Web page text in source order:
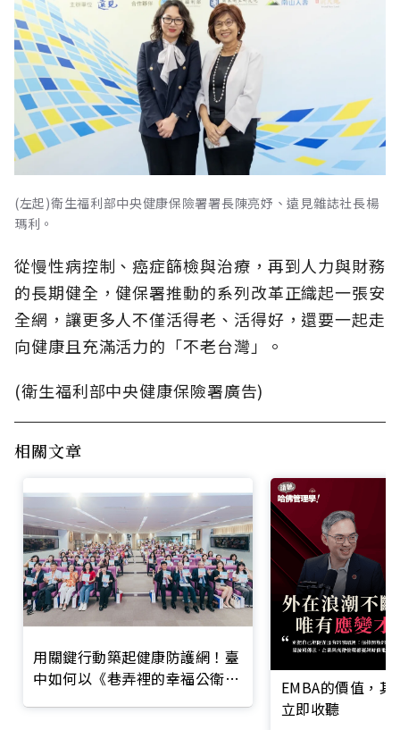
(左起)衛生福利部中央健康保險署署長陳亮妤、遠見雜誌社長楊
瑪利。
從慢性病控制、癌症篩檢與治療，再到人力與財務
的長期健全，健保署推動的系列改革正織起一張安
全網，讓更多人不僅活得老、活得好，還要一起走
向健康且充滿活力的「不老台灣」。
(衛生福利部中央健康保險署廣告)
相關文章
用關鍵行動築起健康防護網！臺
中如何以《巷弄裡的幸福公衛》
EMBA的價值，
立即收聽